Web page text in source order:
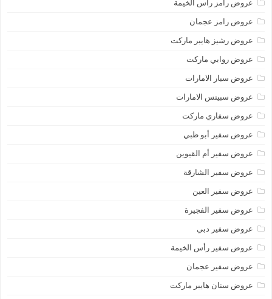
عروض رامز رأس الخيمة
عروض رامز عجمان
عروض رشيز هايبر ماركت
عروض روابي ماركت
عروض سبار الامارات
عروض سبينس الامارات
عروض سفاري ماركت
عروض سفير أبو ظبي
عروض سفير أم القيوين
عروض سفير الشارقة
عروض سفير العين
عروض سفير الفجيرة
عروض سفير دبي
عروض سفير رأس الخيمة
عروض سفير عجمان
عروض سنان هايبر ماركت